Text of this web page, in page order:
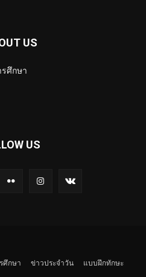
US
ศึกษา
US
ศึกษา ข่าวประจำวัน
แบบฝึกทักษะ